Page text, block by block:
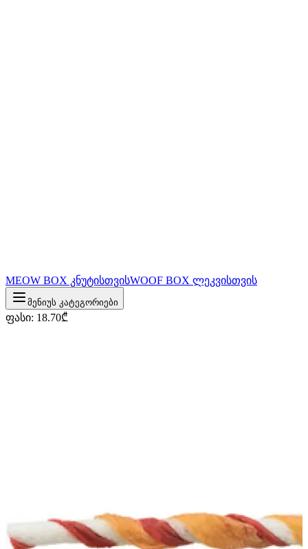
MEOW BOX კნუტისთვისWOOF BOX ლეკვისთვის
მენიუს კატეგორიები
ფასი: 18.70₾